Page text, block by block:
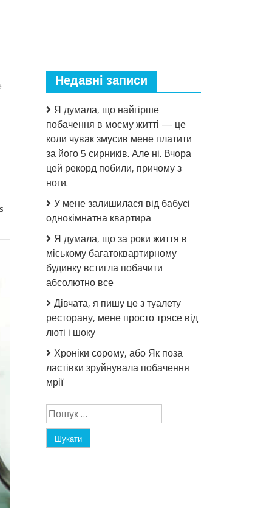
Недавні записи
Я думала, що найгірше
побачення в моєму житті — це
коли чувак змусив мене платити
за його 5 сирників. Але ні. Вчора
цей рекорд побили, причому з
ноги.
У мене залишилася від бабусі
однокімнатна квартира
Я думала, що за роки життя в
міському багатоквартирному
будинку встигла побачити
абсолютно все
Дівчата, я пишу це з туалету
ресторану, мене просто трясе від
люті і шоку
Хроніки сорому, або Як поза
ластівки зруйнувала побачення
мрії
Пошук: